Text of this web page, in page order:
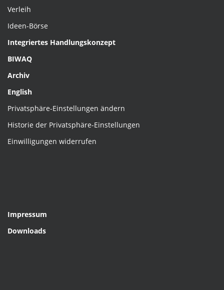
Verleih
Ideen-Börse
Integriertes Handlungskonzept
BIWAQ
Archiv
English
Privatsphäre-Einstellungen ändern
Historie der Privatsphäre-Einstellungen
Einwilligungen widerrufen
Impressum
Downloads